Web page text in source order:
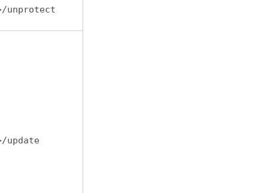
unprotect
update